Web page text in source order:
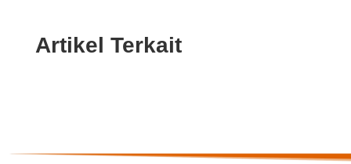
Artikel Terkait